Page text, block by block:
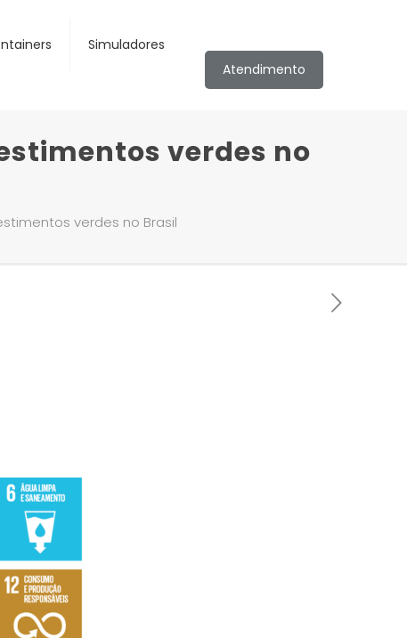
Simuladores
Atendimento
verdes no
verdes no Brasil